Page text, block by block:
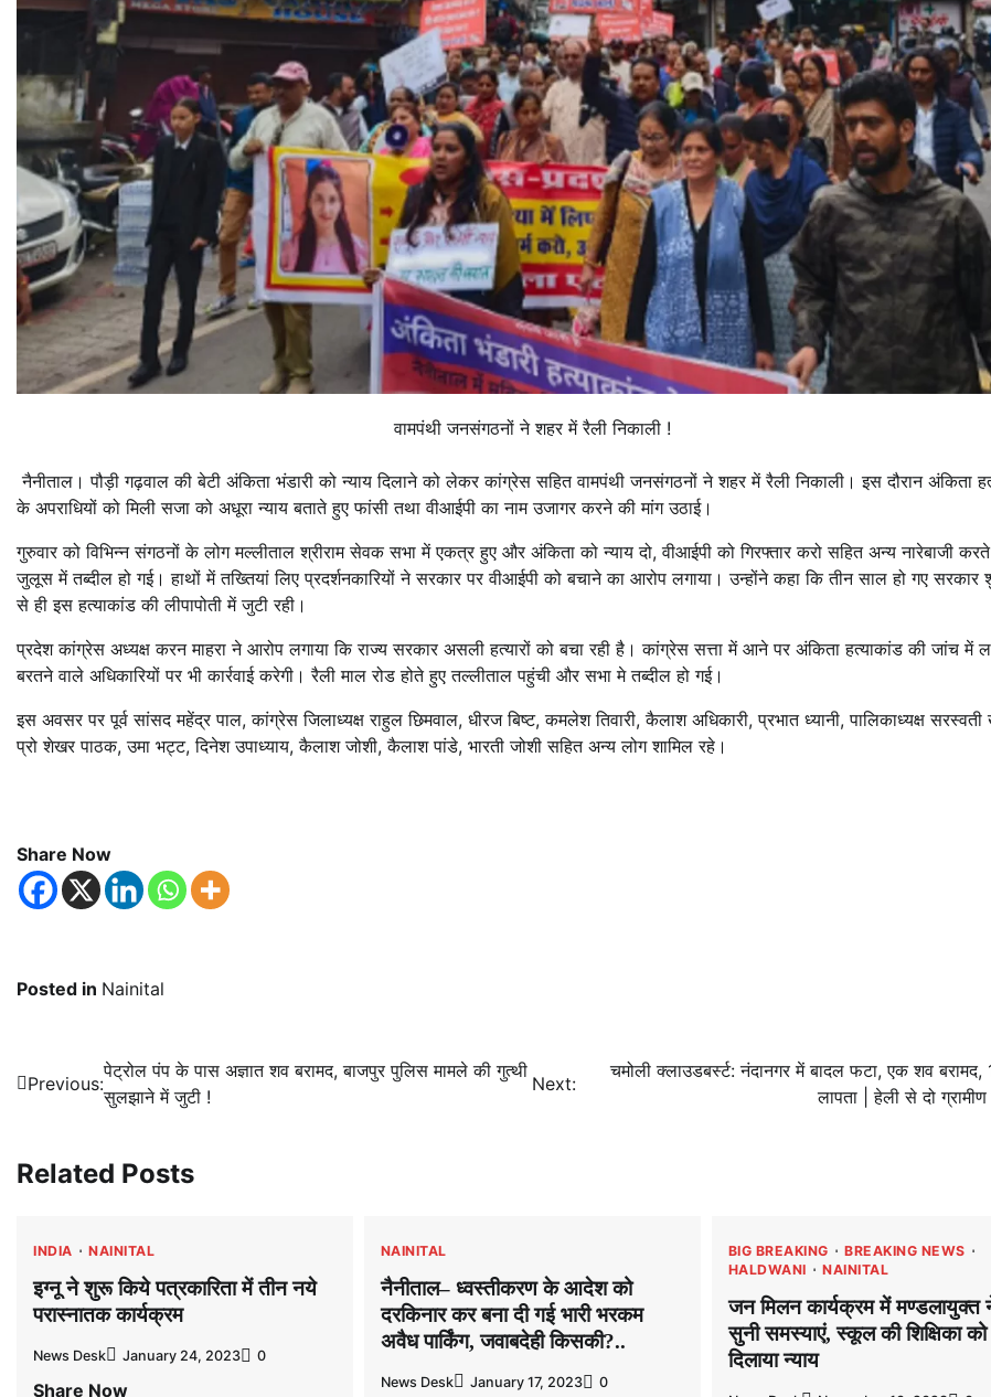
वामपंथी जनसंगठनों ने शहर में रैली निकाली !
नैनीताल। पौड़ी गढ़वाल की बेटी अंकिता भंडारी को न्याय दिलाने को लेकर कांग्रेस सहित वामपंथी जनसंगठनों ने शहर में रैली निकाली। इस दौरान अंकिता
के अपराधियों को मिली सजा को अधूरा न्याय बताते हुए फांसी तथा वीआईपी का नाम उजागर करने की मांग उठाई।
गुरुवार को विभिन्न संगठनों के लोग मल्लीताल श्रीराम सेवक सभा में एकत्र हुए और अंकिता को न्याय दो, वीआईपी को गिरफ्तार करो सहित अन्य नारेबाजी
जुलूस में तब्दील हो गई। हाथों में तख्तियां लिए प्रदर्शनकारियों ने सरकार पर वीआईपी को बचाने का आरोप लगाया। उन्होंने कहा कि तीन साल हो गए
से ही इस हत्याकांड की लीपापोती में जुटी रही।
प्रदेश कांग्रेस अध्यक्ष करन माहरा ने आरोप लगाया कि राज्य सरकार असली हत्यारों को बचा रही है। कांग्रेस सत्ता में आने पर अंकिता हत्याकांड की जांच में
बरतने वाले अधिकारियों पर भी कार्रवाई करेगी। रैली माल रोड होते हुए तल्लीताल पहुंची और सभा मे तब्दील हो गई।
इस अवसर पर पूर्व सांसद महेंद्र पाल, कांग्रेस जिलाध्यक्ष राहुल छिमवाल, धीरज बिष्ट, कमलेश तिवारी, कैलाश अधिकारी, प्रभात ध्यानी, पालिकाध्यक्ष
प्रो शेखर पाठक, उमा भट्ट, दिनेश उपाध्याय, कैलाश जोशी, कैलाश पांडे, भारती जोशी सहित अन्य लोग शामिल रहे।
Share Now
Posted in Nainital
Post
navigation
Previous:
पेट्रोल पंप के पास अज्ञात शव बरामद, बाजपुर पुलिस मामले की गुत्थी
सुलझाने में जुटी !
Next:
चमोली क्लाउडबर्स्ट: नंदानगर में बादल फटा, एक शव बरामद,
लापता | हेली से दो
Related Posts
INDIA NAINITAL
इग्नू ने शुरू किये पत्रकारिता में तीन नये
परास्नातक कार्यक्रम
News Desk January 24, 2023 0
Share Now
NAINITAL
नैनीताल– ध्वस्तीकरण के आदेश को
दरकिनार कर बना दी गई भारी भरकम
अवैध पार्किंग, जवाबदेही किसकी?..
News Desk January 17, 2023 0
BIG BREAKING
BREAKING NEWS
HALDWANI
NAINITAL
जन मिलन कार्यक्रम में मण्डलायुक्त
सुनी समस्याएं, स्कूल की शिक्षिका को
दिलाया न्याय